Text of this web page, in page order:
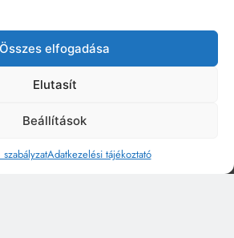
Összes elfogadása
Elutasít
Beállítások
Adatkezelési tájékoztató